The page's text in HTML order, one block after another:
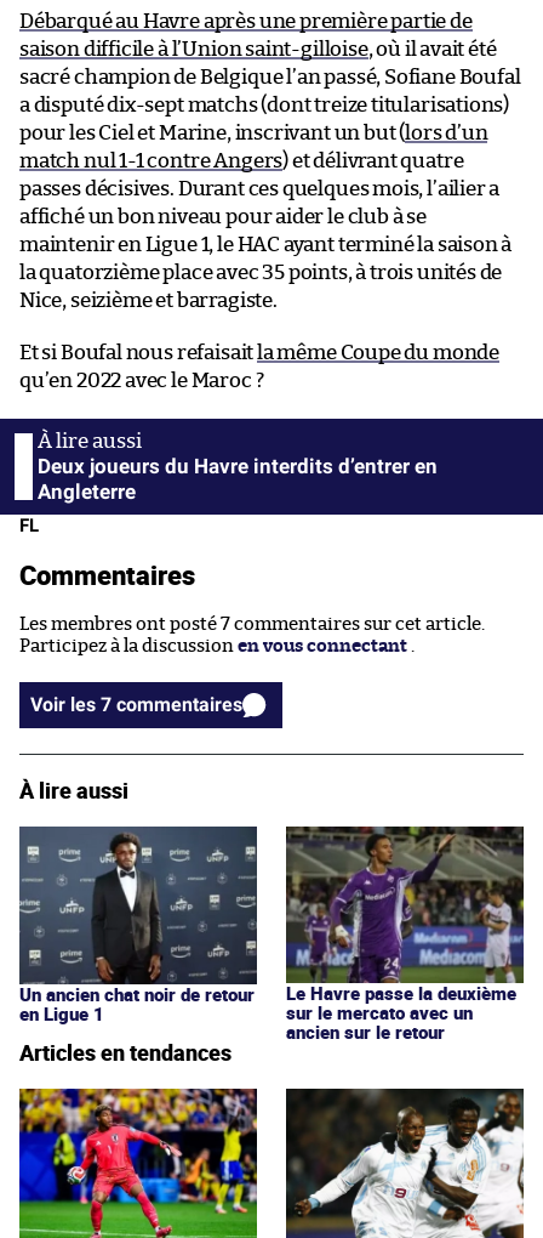
Débarqué au Havre après une première partie de
saison difficile à l’Union saint-gilloise, où il avait été
sacré champion de Belgique l’an passé, Sofiane Boufal
a disputé dix-sept matchs (dont treize titularisations)
pour les Ciel et Marine, inscrivant un but (lors d’un
match nul 1-1 contre Angers) et délivrant quatre
passes décisives. Durant ces quelques mois, l’ailier a
affiché un bon niveau pour aider le club à se
maintenir en Ligue 1, le HAC ayant terminé la saison à
la quatorzième place avec 35 points, à trois unités de
Nice, seizième et barragiste.
Et si Boufal nous refaisait la même Coupe du monde
qu’en 2022 avec le Maroc ?
Deux joueurs du Havre interdits d’entrer en
Angleterre
FL
Commentaires
Les membres ont posté 7 commentaires sur cet article.
Participez à la discussion en vous connectant
Voir les 7 commentaires
À lire aussi
Un ancien chat noir de retour
en Ligue 1
Le Havre passe la deuxième
sur le mercato avec un
ancien sur le retour
Articles en tendances